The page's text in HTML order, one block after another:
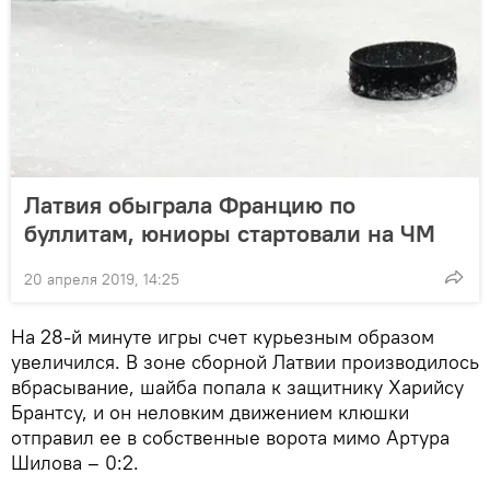
Латвия обыграла Францию по
буллитам, юниоры стартовали на ЧМ
20 апреля 2019, 14:25
На 28-й минуте игры счет курьезным образом
увеличился. В зоне сборной Латвии производилось
вбрасывание, шайба попала к защитнику Харийсу
Брантсу, и он неловким движением клюшки
отправил ее в собственные ворота мимо Артура
Шилова – 0:2.